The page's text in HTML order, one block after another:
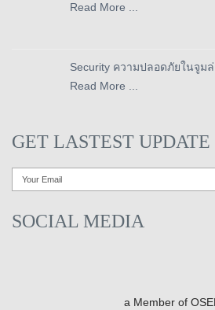
Read More ...
Security ความปลอดภัยในจูมล่
Read More ...
GET LASTEST UPDATE
SOCIAL MEDIA
a Member of